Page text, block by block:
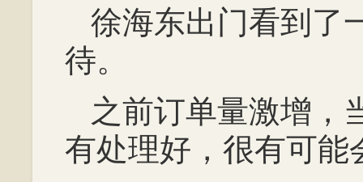
徐海东出门看到了
待。
之前订单量激增，
有处理好，很有可能